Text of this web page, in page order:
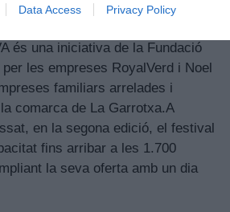
Data Access Privacy Policy
és una iniciativa de la Fundació
les empreses RoyalVerd i Noel
familiars arrelades i
comarca de La Garrotxa.A
en la segona edició, el festival
fins arribar a les 1.700
la seva oferta amb un dia